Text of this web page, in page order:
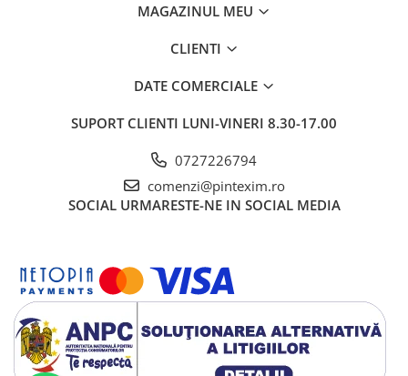
MAGAZINUL MEU
CLIENTI
DATE COMERCIALE
SUPORT CLIENTI LUNI-VINERI 8.30-17.00
0727226794
comenzi@pintexim.ro
SOCIAL URMARESTE-NE IN SOCIAL MEDIA